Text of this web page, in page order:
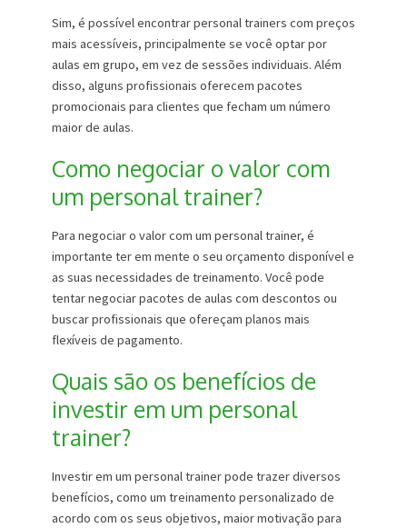
Sim, é possível encontrar personal trainers com preços
mais acessíveis, principalmente se você optar por
aulas em grupo, em vez de sessões individuais. Além
disso, alguns profissionais oferecem pacotes
promocionais para clientes que fecham um número
maior de aulas.
Como negociar o valor com
um personal trainer?
Para negociar o valor com um personal trainer, é
importante ter em mente o seu orçamento disponível e
as suas necessidades de treinamento. Você pode
tentar negociar pacotes de aulas com descontos ou
buscar profissionais que ofereçam planos mais
flexíveis de pagamento.
Quais são os benefícios de
investir em um personal
trainer?
Investir em um personal trainer pode trazer diversos
benefícios, como um treinamento personalizado de
acordo com os seus objetivos, maior motivação para